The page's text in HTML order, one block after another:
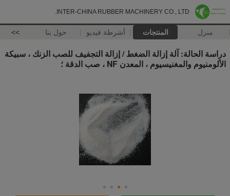
INTER-CHINA RUBBER MACHINERY CO., LTD.
منزل المنتجات أشرطة فيديو حول بنا >>
دراسة الحالة: آلة إزالة الضغط / إزالة التجفيف للصب الزنك ، سبيكة
الألومنيوم والمغنيسيوم ، المعدن NF ، صب الدقة ؛